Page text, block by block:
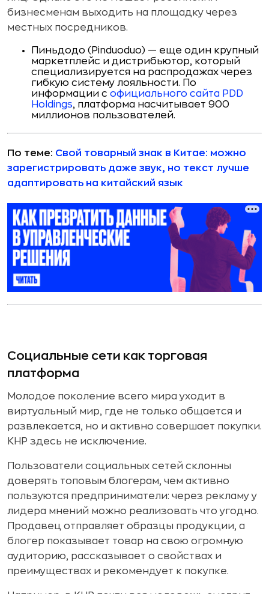
бизнесменам выходить на площадку через
местных посредников.
Пиньдодо (Pinduoduo) — еще один крупный
маркетплейс и дистрибьютор, который
специализируется на распродажах через
гибкую систему лояльности. По
информации с официального сайта PDD
Holdings, платформа насчитывает 900
миллионов пользователей.
По теме: Свой товарный знак в Китае: можно
зарегистрировать даже звук, но текст лучше
адаптировать на китайский язык
Социальные сети как торговая
платформа
Молодое поколение всего мира уходит в
виртуальный мир, где не только общается и
развлекается, но и активно совершает покупки.
КНР здесь не исключение.
Пользователи социальных сетей склонны
доверять топовым блогерам, чем активно
пользуются предприниматели: через рекламу у
лидера мнений можно реализовать что угодно.
Продавец отправляет образцы продукции, а
блогер показывает товар на свою огромную
аудиторию, рассказывает о свойствах и
преимуществах и рекомендует к покупке.